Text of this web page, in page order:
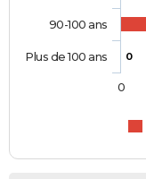
0
90-100 ans
Plus de 100 ans
0